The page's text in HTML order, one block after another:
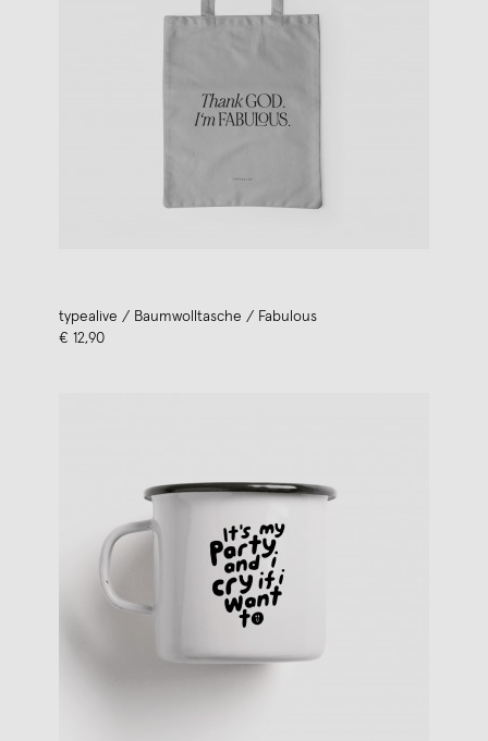
typealive / Baumwolltasche / Fabulous
€ 12,90